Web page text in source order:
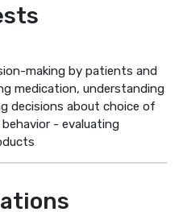
making by patients and
medication, ‎understanding
decisions about choice of
- evaluating